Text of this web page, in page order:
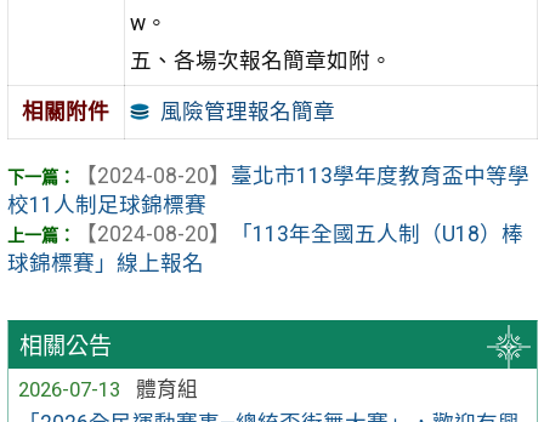
相關公告
2026-07-13
體育組
w。
五、各場次報名簡章如附。
相關附件 風險管理報名簡章
【2024-08-20】 臺北市113學年度教育盃中等學
校11人制足球錦標賽
【2024-08-20】
「113年全國五人制（U18）棒
球錦標賽」線上報名